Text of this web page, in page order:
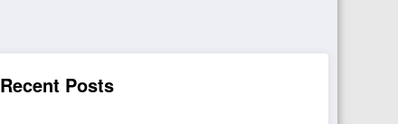
Recent Posts